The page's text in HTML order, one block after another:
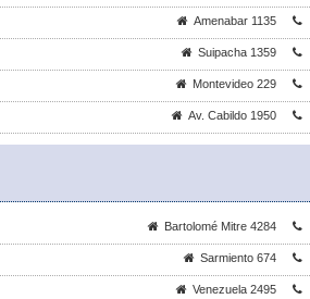
Amenabar 1135
Suipacha 1359
Montevideo 229
Av. Cabildo 1950
Bartolomé Mitre 4284
Sarmiento 674
Venezuela 2495